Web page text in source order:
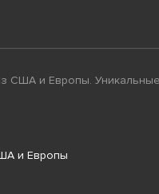
США и Европы.
и Европы